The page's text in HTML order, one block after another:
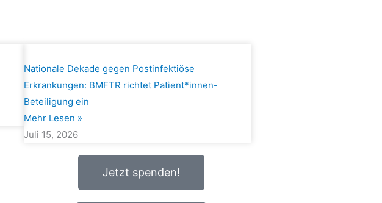
Nationale Dekade gegen Postinfektiöse
Erkrankungen: BMFTR richtet Patient*innen-
Beteiligung ein
Mehr Lesen »
Juli 15, 2026
Jetzt spenden!